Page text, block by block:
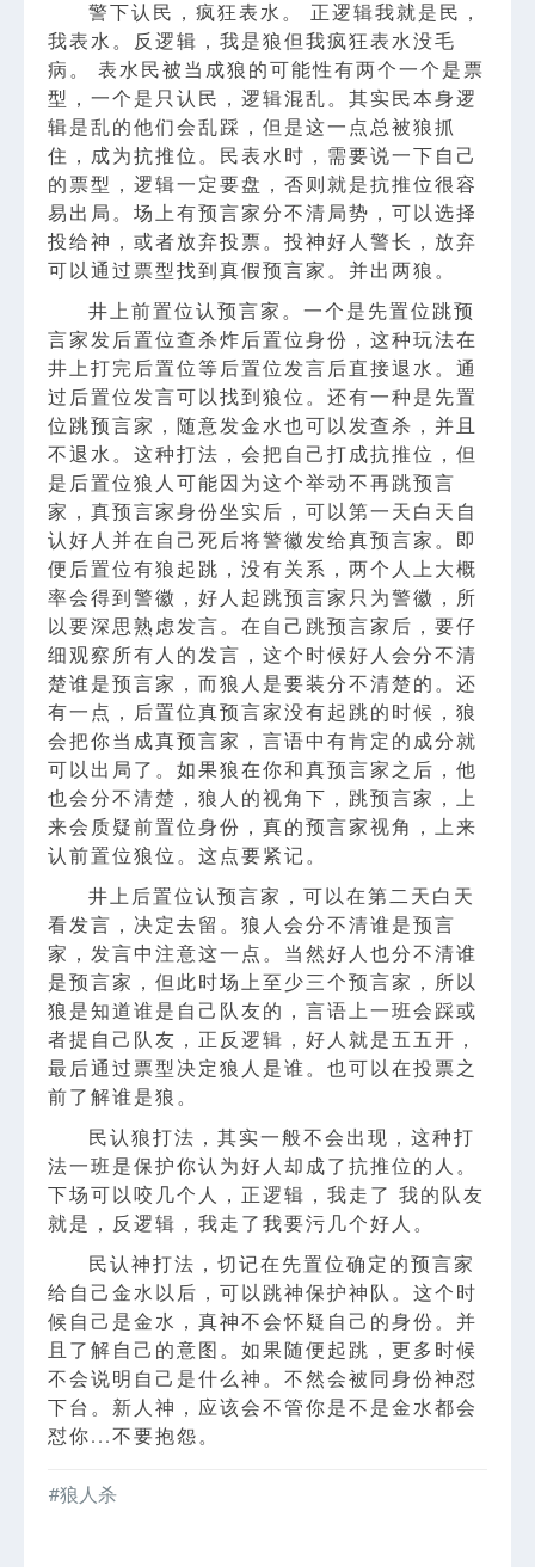
警下认民，疯狂表水。 正逻辑我就是民，
我表水。反逻辑，我是狼但我疯狂表水没毛
病。 表水民被当成狼的可能性有两个一个是票
型，一个是只认民，逻辑混乱。其实民本身逻
辑是乱的他们会乱踩，但是这一点总被狼抓
住，成为抗推位。民表水时，需要说一下自己
的票型，逻辑一定要盘，否则就是抗推位很容
易出局。场上有预言家分不清局势，可以选择
投给神，或者放弃投票。投神好人警长，放弃
可以通过票型找到真假预言家。并出两狼。
井上前置位认预言家。一个是先置位跳预
言家发后置位查杀炸后置位身份，这种玩法在
井上打完后置位等后置位发言后直接退水。通
过后置位发言可以找到狼位。还有一种是先置
位跳预言家，随意发金水也可以发查杀，并且
不退水。这种打法，会把自己打成抗推位，但
是后置位狼人可能因为这个举动不再跳预言
家，真预言家身份坐实后，可以第一天白天自
认好人并在自己死后将警徽发给真预言家。即
便后置位有狼起跳，没有关系，两个人上大概
率会得到警徽，好人起跳预言家只为警徽，所
以要深思熟虑发言。在自己跳预言家后，要仔
细观察所有人的发言，这个时候好人会分不清
楚谁是预言家，而狼人是要装分不清楚的。还
有一点，后置位真预言家没有起跳的时候，狼
会把你当成真预言家，言语中有肯定的成分就
可以出局了。如果狼在你和真预言家之后，他
也会分不清楚，狼人的视角下，跳预言家，上
来会质疑前置位身份，真的预言家视角，上来
认前置位狼位。这点要紧记。
井上后置位认预言家，可以在第二天白天
看发言，决定去留。狼人会分不清谁是预言
家，发言中注意这一点。当然好人也分不清谁
是预言家，但此时场上至少三个预言家，所以
狼是知道谁是自己队友的，言语上一班会踩或
者提自己队友，正反逻辑，好人就是五五开，
最后通过票型决定狼人是谁。也可以在投票之
前了解谁是狼。
民认狼打法，其实一般不会出现，这种打
法一班是保护你认为好人却成了抗推位的人。
下场可以咬几个人，正逻辑，我走了 我的队友
就是，反逻辑，我走了我要污几个好人。
民认神打法，切记在先置位确定的预言家
给自己金水以后，可以跳神保护神队。这个时
候自己是金水，真神不会怀疑自己的身份。并
且了解自己的意图。如果随便起跳，更多时候
不会说明自己是什么神。不然会被同身份神怼
下台。新人神，应该会不管你是不是金水都会
怼你...不要抱怨。
#狼人杀